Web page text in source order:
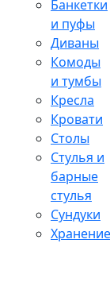
Банкетки
и пуфы
Диваны
Комоды
и тумбы
Кресла
Кровати
Столы
Стулья и
барные
стулья
Сундуки
Хранение